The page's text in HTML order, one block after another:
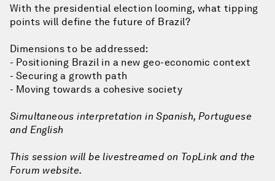
With the presidential election looming, what tipping
points will define the future of Brazil?
Dimensions to be addressed:
- Positioning Brazil in a new geo-economic context
- Securing a growth path
- Moving towards a cohesive society
Simultaneous interpretation in Spanish, Portuguese
and English
This session will be livestreamed on TopLink and the
Forum website.